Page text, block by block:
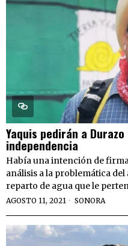
Yaquis pedirán a
independencia
Había una intención de
análisis a la problemática
reparto de agua que le
AGOSTO 11, 2021 SONORA